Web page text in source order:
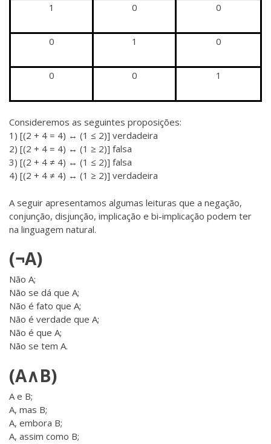
1 0 0
0 1 0
0 0 1
Consideremos as seguintes proposições:
1) [(2 + 4 = 4) ↔ (1 ≤ 2)] verdadeira
2) [(2 + 4 = 4) ↔ (1 ≥ 2)] falsa
3) [(2 + 4 ≠ 4) ↔ (1 ≤ 2)] falsa
4) [(2 + 4 ≠ 4) ↔ (1 ≥ 2)] verdadeira
A seguir apresentamos algumas leituras que a negação,
conjunção, disjunção, implicação e bi-implicação podem ter
na linguagem natural.
(¬A)
Não A;
Não se dá que A;
Não é fato que A;
Não é verdade que A;
Não é que A;
Não se tem A.
(A∧B)
A e B;
A, mas B;
A, embora B;
A, assim como B;